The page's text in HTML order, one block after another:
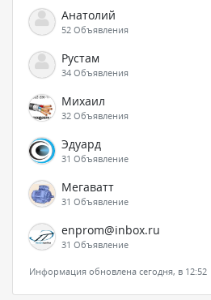
Анатолий
52 Объявления
Рустам
34 Объявления
Михаил
32 Объявления
Эдуард
31 Объявление
Мегаватт
31 Объявление
enprom@inbox.ru
31 Объявление
Информация обновлена сегодня, в 12:52